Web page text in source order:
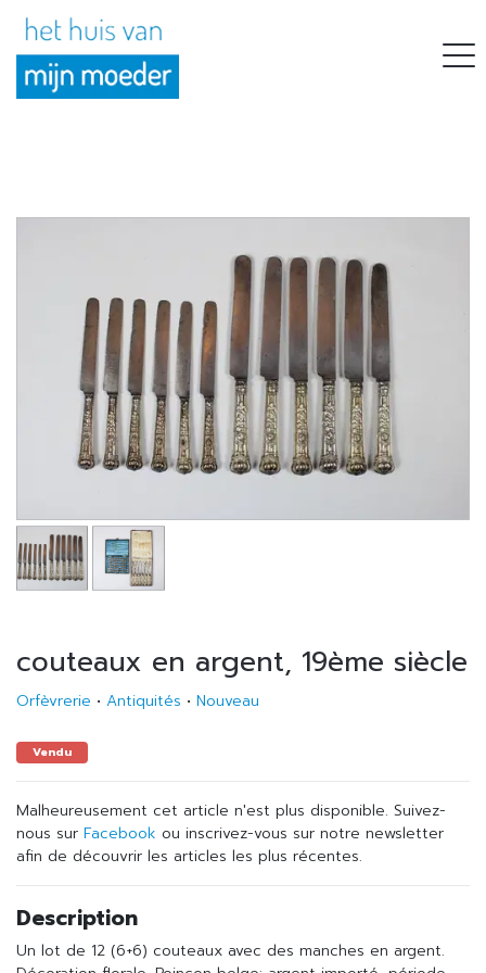
couteaux en argent, 19ème siècle
Orfèvrerie • Antiquités • Nouveau
Vendu
Malheureusement cet article n'est plus disponible. Suivez-
nous sur Facebook ou inscrivez-vous sur notre newsletter
afin de découvrir les articles les plus récentes.
Description
Un lot de 12 (6+6) couteaux avec des manches en argent.